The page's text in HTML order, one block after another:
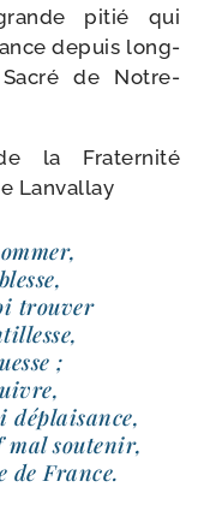
pitié qui
depuis long­
de Notre-
la Fraternité
Lanvallay
trou­ver
;
déplai­sance,
sou­te­nir,
de France.